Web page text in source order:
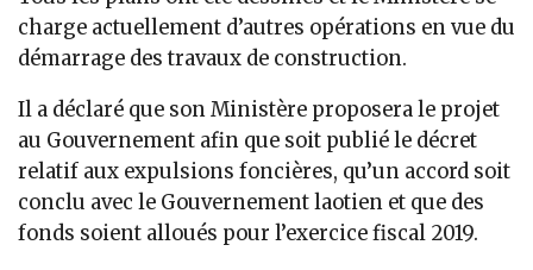
charge actuellement d’autres opérations en vue du
démarrage des travaux de construction.
Il a déclaré que son Ministère proposera le projet
au Gouvernement afin que soit publié le décret
relatif aux expulsions foncières, qu’un accord soit
conclu avec le Gouvernement laotien et que des
fonds soient alloués pour l’exercice fiscal 2019.